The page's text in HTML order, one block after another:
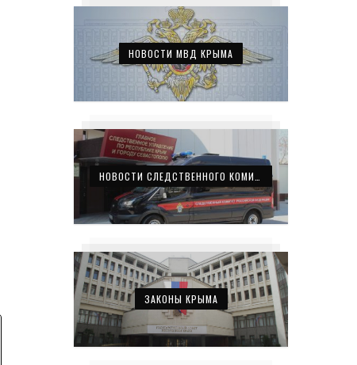
НОВОСТИ МВД КРЫМА
ЗАКОНЫ КРЫМА